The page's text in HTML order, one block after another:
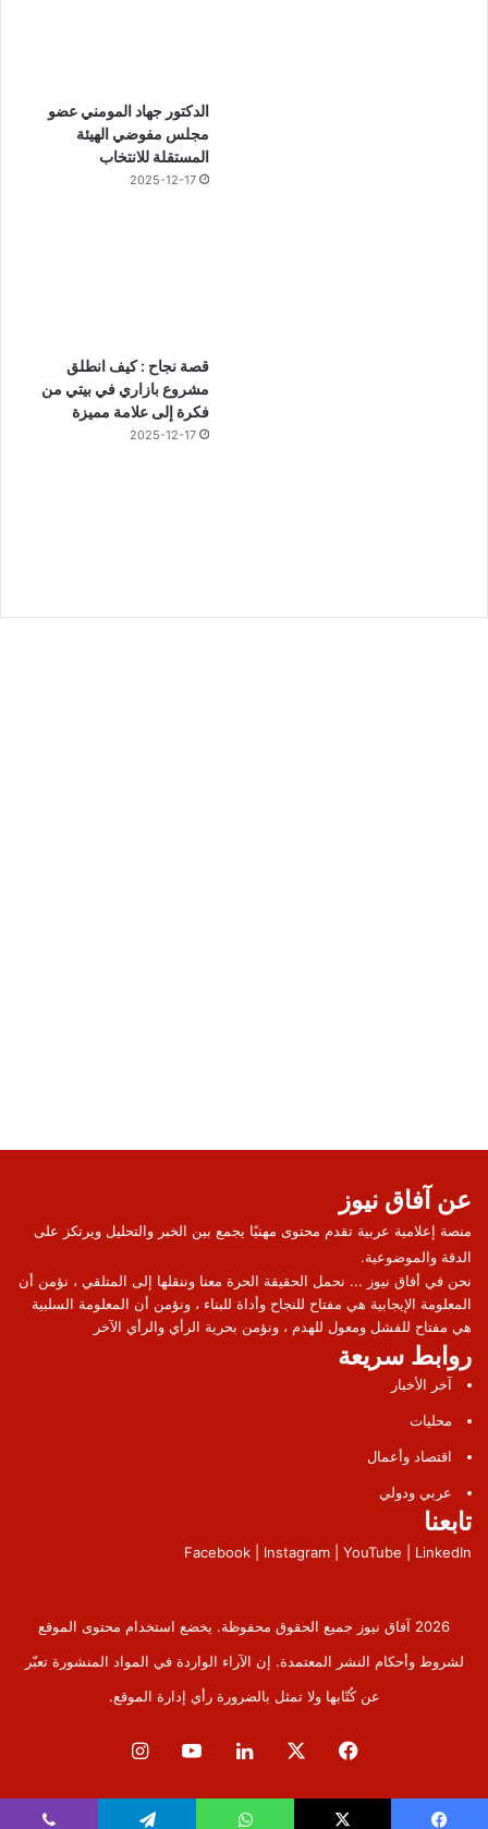
الدكتور جهاد المومني عضو
مجلس مفوضي الهيئة
المستقلة للانتخاب
2025-12-17
قصة نجاح : كيف انطلق
مشروع بازاري في بيتي من
فكرة إلى علامة مميزة
2025-12-17
عن آفاق نيوز
منصة إعلامية عربية تقدم محتوى مهنيًا يجمع بين الخبر والتحليل ويرتكز على
الدقة والموضوعية.
نحن في أفاق نيوز ... نحمل الحقيقة الحرة معنا وننقلها إلى المتلقي ، نؤمن أن
المعلومة الإيجابية هي مفتاح للنجاح وأداة للبناء ، ونؤمن أن المعلومة السلبية
هي مفتاح للفشل ومعول للهدم ، ونؤمن بحرية الرأي والرأي الآخر
روابط سريعة
آخر الأخبار
محليات
اقتصاد وأعمال
عربي ودولي
تابعنا
Facebook | Instagram | YouTube | LinkedIn
2026 آفاق نيوز جميع الحقوق محفوظة. يخضع استخدام محتوى الموقع
لشروط وأحكام النشر المعتمدة. إن الآراء الواردة في المواد المنشورة تعبّر
عن كُتّابها ولا تمثل بالضرورة رأي إدارة الموقع.
فيسبوك لينكدإن ‫YouTube